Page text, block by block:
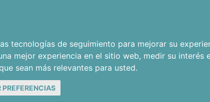
tecnologías de seguimiento para mejorar su
mejor experiencia en el sitio web, medir su interés
sean más relevantes para usted.